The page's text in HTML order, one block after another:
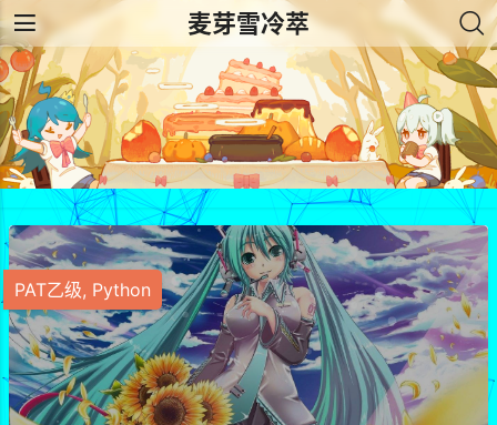
麦芽雪冷萃
PAT乙级, Python